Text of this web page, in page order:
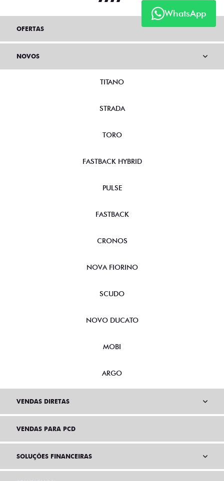
WhatsApp
OFERTAS
NOVOS
TITANO
STRADA
TORO
FASTBACK HYBRID
PULSE
FASTBACK
CRONOS
NOVA FIORINO
SCUDO
NOVO DUCATO
MOBI
ARGO
VENDAS DIRETAS
VENDAS PARA PCD
SOLUÇÕES FINANCEIRAS